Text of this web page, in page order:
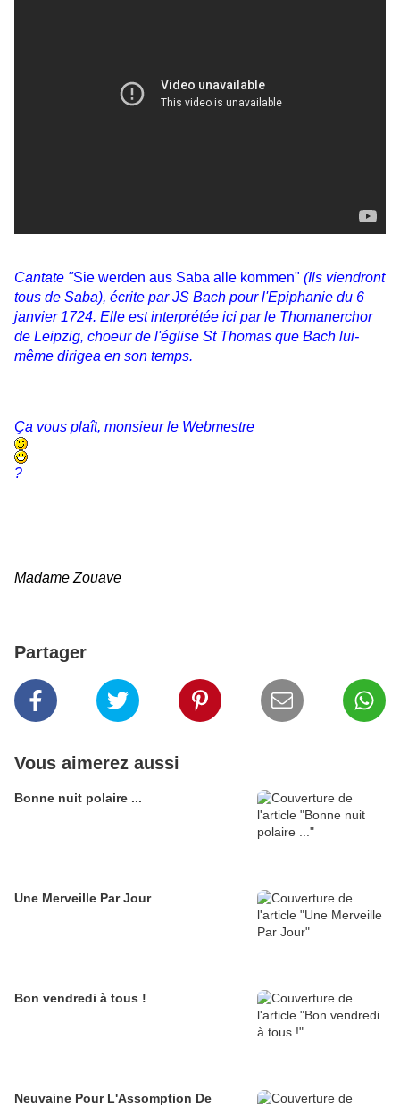
Cantate "Sie werden aus Saba alle kommen" (Ils viendront
tous de Saba), écrite par JS Bach pour l'Epiphanie du 6
janvier 1724. Elle est interprétée ici par le Thomanerchor
de Leipzig, choeur de l'église St Thomas que Bach lui-
même dirigea en son temps.
Ça vous plaît, monsieur le Webmestre
?
Madame Zouave
Partager
Vous aimerez aussi
Bonne nuit polaire ...
Une Merveille Par Jour
Bon vendredi à tous !
Neuvaine Pour L'Assomption De